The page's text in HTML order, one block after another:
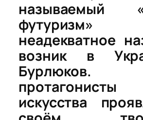
называемый
неадекватное
возник в
Бурлюков.
протагонисты
искусства